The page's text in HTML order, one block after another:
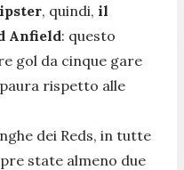
, quindi, il
Anfield: questo
gol da cinque gare
rispetto alle
dei Reds, in tutte
state almeno due